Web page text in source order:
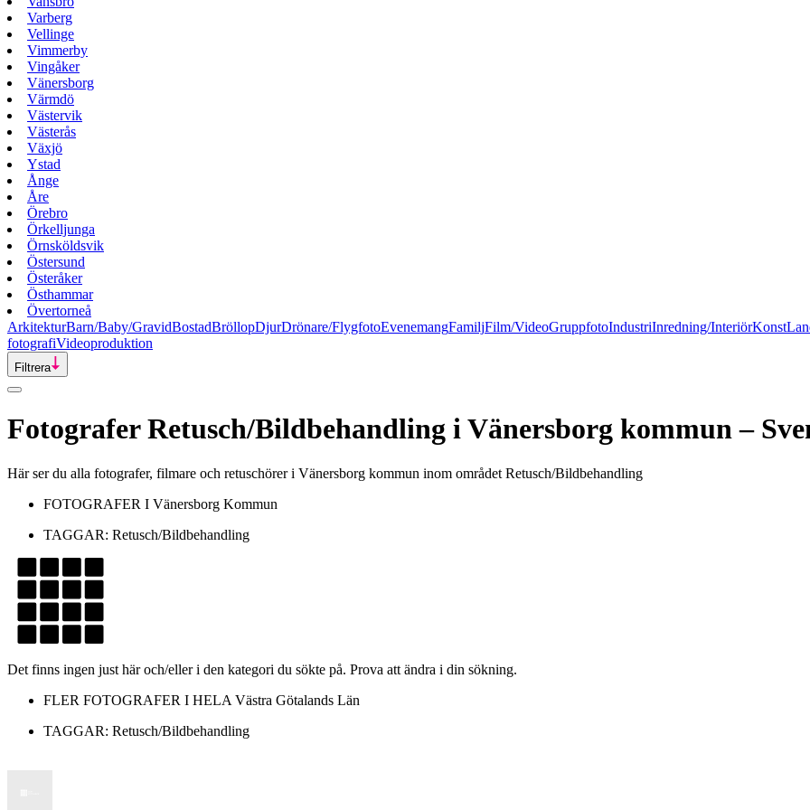
Varberg
Vellinge
Vimmerby
Vingåker
Vänersborg
Värmdö
Västervik
Västerås
Växjö
Ystad
Ånge
Åre
Örebro
Örkelljunga
Örnsköldsvik
Östersund
Österåker
Östhammar
Övertorneå
ArkitekturBarn/Baby/GravidBostadBröllopDjurDrönare/FlygfotoEvenemangFamiljFilm/VideoGruppfotoIndustriInredning/InteriörKonst
fotografiVideoproduktion
Filtrera
FotograferRetusch/Bildbehandling iVänersborg kommun–
Här ser du alla fotografer, filmare och retuschörer i Vänersborg kommun inom området Retusch/Bildbehandling
FOTOGRAFER I Vänersborg Kommun
TAGGAR: Retusch/Bildbehandling
Det finns ingen just här och/eller i den kategori du sökte på. Prova att ändra i din sökning.
FLER FOTOGRAFER I HELA Västra Götalands Län
TAGGAR: Retusch/Bildbehandling